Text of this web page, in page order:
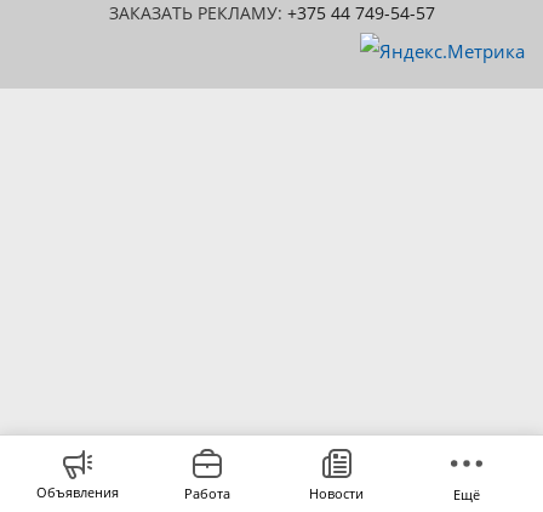
ЗАКАЗАТЬ РЕКЛАМУ: +375 44 749-54-57
Объявления Работа Новости Ещё